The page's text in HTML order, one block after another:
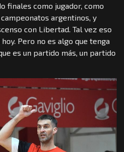
finales como jugador, como
argentinos, y
con Libertad. Tal vez eso
Pero no es algo que tenga
es un partido más, un partido